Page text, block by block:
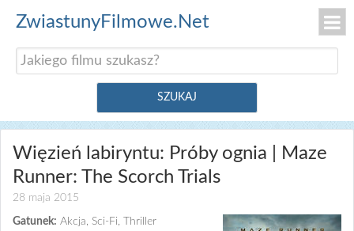
ZwiastunyFilmowe.Net
Więzień labiryntu: Próby ognia | Maze
Runner: The Scorch Trials
28 maja 2015
Gatunek: Akcja, Sci-Fi, Thriller